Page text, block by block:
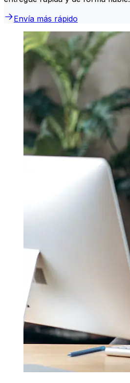
Envía más rápido